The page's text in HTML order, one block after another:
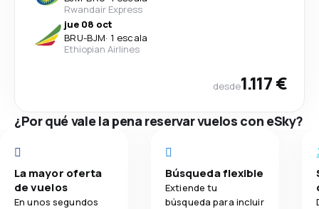
Rwandair Express
jue 08 oct
BRU-BJM· 1 escala
Ethiopian Airlines
desde1.117 €
¿Por qué vale la pena reservar vuelos con eSky?
La mayor oferta
de vuelos
En unos segundos
Búsqueda flexible
Extiende tu
búsqueda para incluir